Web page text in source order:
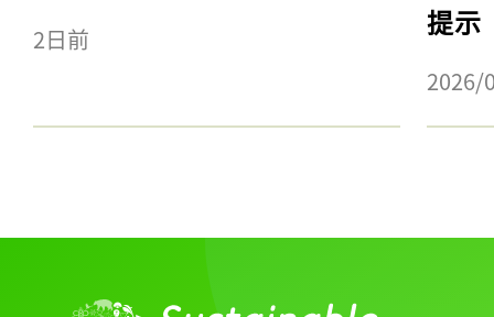
2日前
提示
2026/